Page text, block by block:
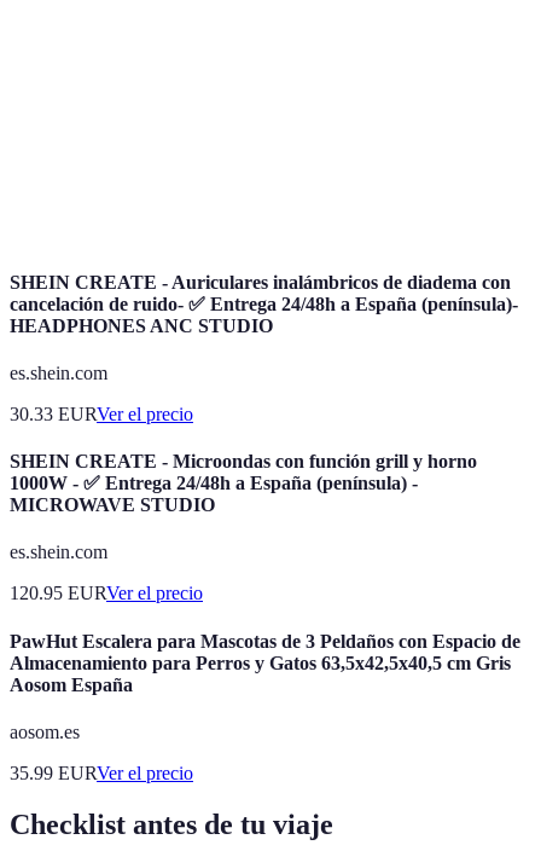
SHEIN CREATE - Auriculares inalámbricos de diadema con
cancelación de ruido- ✅ Entrega 24/48h a España (península)-
HEADPHONES ANC STUDIO
es.shein.com
30.33 EURVer el precio
SHEIN CREATE - Microondas con función grill y horno
1000W - ✅ Entrega 24/48h a España (península) -
MICROWAVE STUDIO
es.shein.com
120.95 EURVer el precio
PawHut Escalera para Mascotas de 3 Peldaños con Espacio de
Almacenamiento para Perros y Gatos 63,5x42,5x40,5 cm Gris
Aosom España
aosom.es
35.99 EURVer el precio
Checklist antes de tu viaje